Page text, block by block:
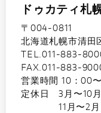
ドゥカティ札
〒004-0811
北海道札幌市清田
TEL.011-883-
FAX.011-883-
営業時間 10：00
定休日 3月〜10
11月〜2